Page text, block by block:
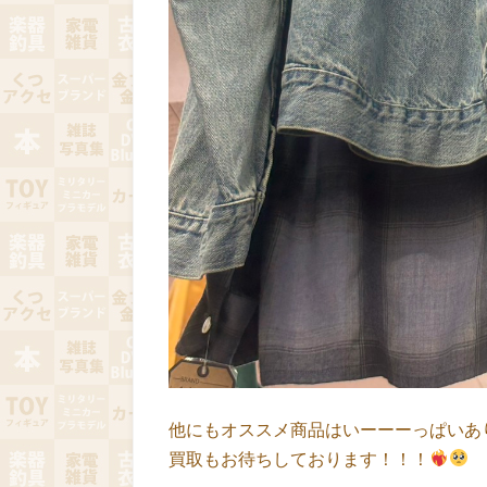
他にもオススメ商品はいーーーっぱいあ
買取もお待ちしております！！！